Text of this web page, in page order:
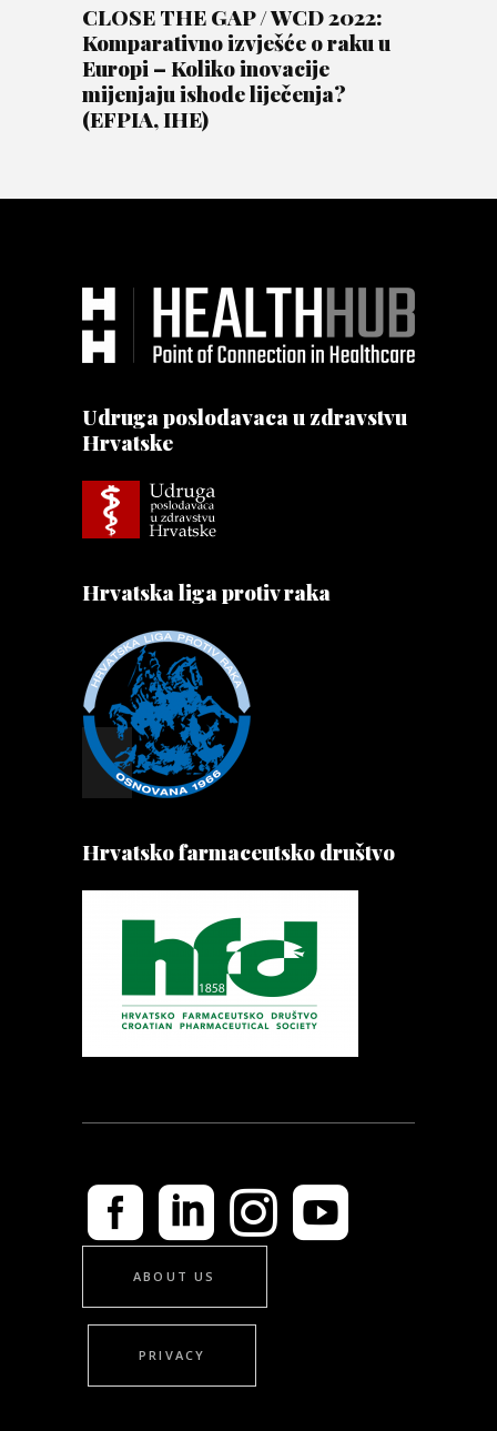
CLOSE THE GAP / WCD 2022:
Komparativno izvješće o raku u
Europi – Koliko inovacije
mijenjaju ishode liječenja?
(EFPIA, IHE)
Udruga poslodavaca u zdravstvu
Hrvatske
Hrvatska liga protiv raka
Hrvatsko farmaceutsko društvo
ABOUT US
PRIVACY